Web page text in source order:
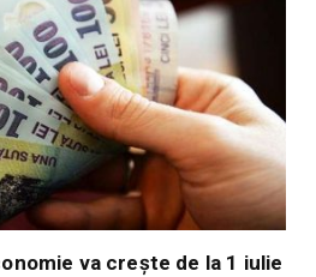
va crește de la 1 iulie